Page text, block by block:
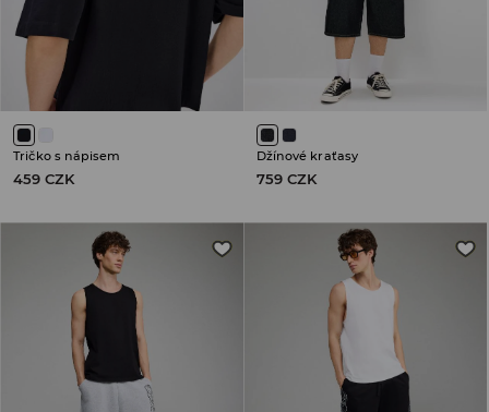
Tričko s nápisem
459 CZK
Džínové kraťasy
759 CZK